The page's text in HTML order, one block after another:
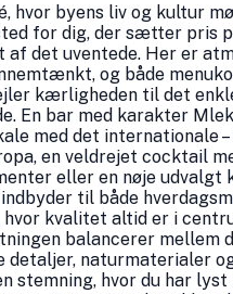
hvor byens liv og kultur
for dig, der sætter pris
det uventede. Her er
og både
kærligheden til det
En bar med karakter
med det internationale –
en veldrejet cocktail
eller en nøje udvalgt
til både
hvor kvalitet altid er i
balancerer mellem
detaljer, naturmaterialer
stemning, hvor du har